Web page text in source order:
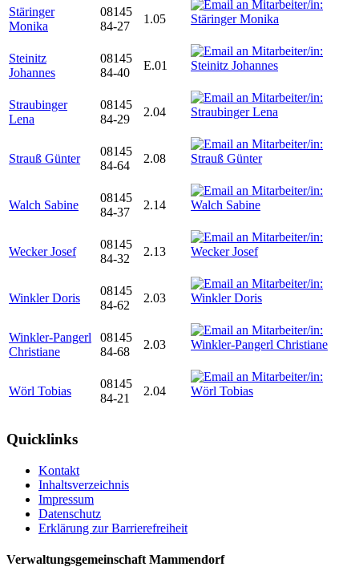
Stäringer
Monika
08145
84-27
1.05
Steinitz
Johannes
08145
84-40
E.01
Straubinger
Lena
08145
84-29
2.04
Strauß Günter
08145
84-64
2.08
Walch Sabine
08145
84-37
2.14
Wecker Josef
08145
84-32
2.13
Winkler Doris
08145
84-62
2.03
Winkler-Pangerl
Christiane
08145
84-68
2.03
Wörl Tobias
08145
84-21
2.04
Quicklinks
Kontakt
Inhaltsverzeichnis
Impressum
Datenschutz
Erklärung zur Barrierefreiheit
Verwaltungsgemeinschaft Mammendorf